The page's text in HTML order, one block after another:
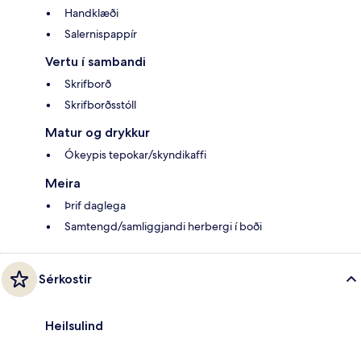
Handklæði
Salernispappír
Vertu í sambandi
Skrifborð
Skrifborðsstóll
Matur og drykkur
Ókeypis tepokar/skyndikaffi
Meira
Þrif daglega
Samtengd/samliggjandi herbergi í boði
Sérkostir
Heilsulind